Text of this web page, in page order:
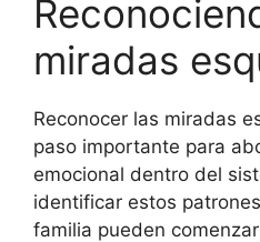
miradas
Reconocer las miradas
paso importante para
emocional dentro del
identificar estos
familia pueden